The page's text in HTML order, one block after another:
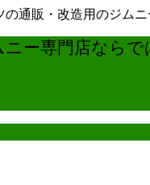
の通販・改造用の
ニー専門店ならで